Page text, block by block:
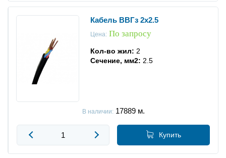
Кабель силовой ВВГЭнг-FRLS
Кабель силовой АВБШв
Кабель силовой АВБШвнг
Кабель силовой АВБШвнг-LS
Кабель силовой NYY-J
Кабель ВВГз 2x2.5
Цена:По запросу
Кол-во жил: 2
Сечение, мм2: 2.5
В наличии:17889 м.
Купить